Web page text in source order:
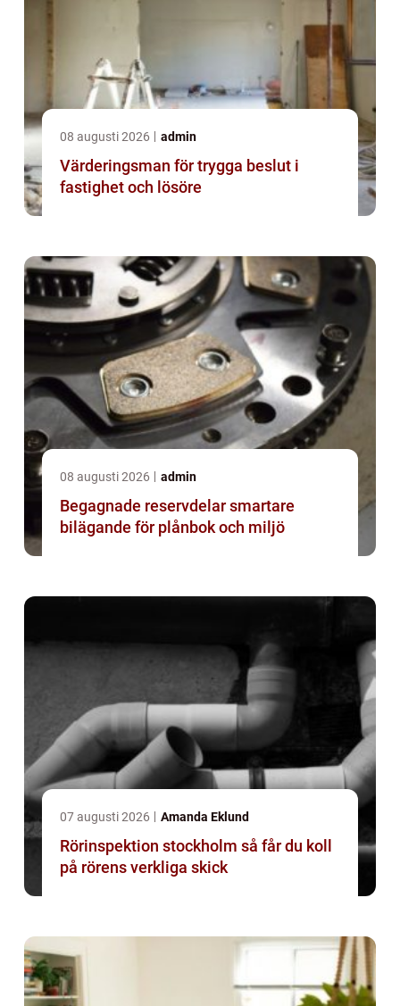
08 augusti 2026 admin
Värderingsman för trygga beslut i
fastighet och lösöre
08 augusti 2026 admin
Begagnade reservdelar smartare
bilägande för plånbok och miljö
07 augusti 2026 Amanda Eklund
Rörinspektion stockholm så får du koll
på rörens verkliga skick